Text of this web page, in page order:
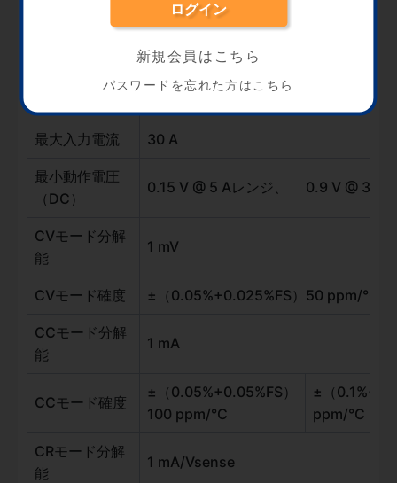
新規会員はこちら
パスワードを忘れた方はこちら
価格（税込） ￥132,000
200 W
最大入力電流 30 A
最小動作電圧
（DC）
0.15 V @ 5 Aレンジ、 0.9 V @ 30 A
CVモード分解
能
1 mV
CVモード確度 ±（0.05%+0.025%FS）50 ppm/°C
CCモード分解
能
1 mA
CCモード確度
±（0.05%+0.05%FS）
100 ppm/°C
±（
ppm/°C
CRモード分解
能
1 mA/Vsense